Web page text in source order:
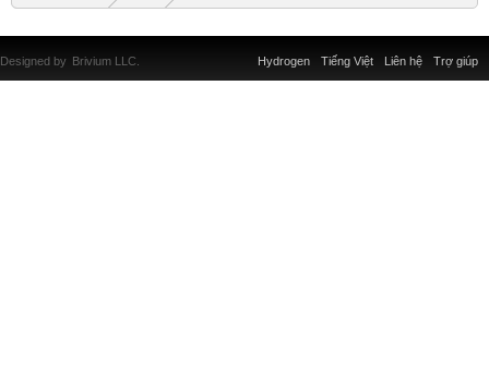
Liên hệ Trợ giúp
Hydrogen Tiếng Việt
Designed by Brivium LLC.